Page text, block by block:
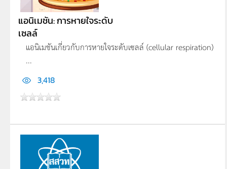
แอนิเมชัน: การหายใจระดับ
เซลล์
แอนิเมชันเกี่ยวกับการหายใจระดับเซลล์ (cellular respiration)
...
3,418